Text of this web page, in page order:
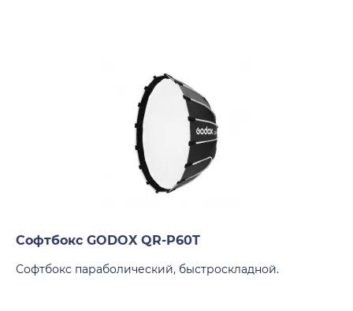
Софтбокс GODOX QR-P60T
Софтбокс параболический, быстроскладной.